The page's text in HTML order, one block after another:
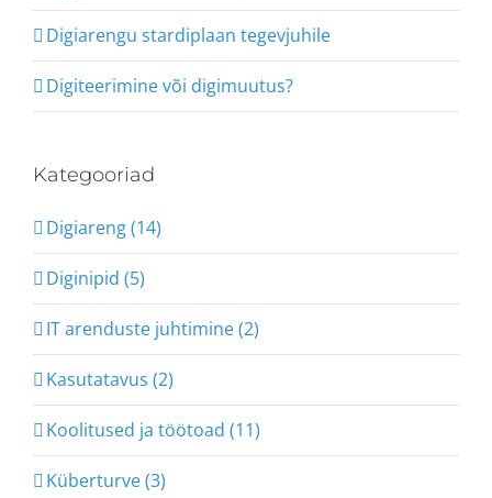
Digiarengu stardiplaan tegevjuhile
Digiteerimine või digimuutus?
Kategooriad
Digiareng (14)
Diginipid (5)
IT arenduste juhtimine (2)
Kasutatavus (2)
Koolitused ja töötoad (11)
Küberturve (3)